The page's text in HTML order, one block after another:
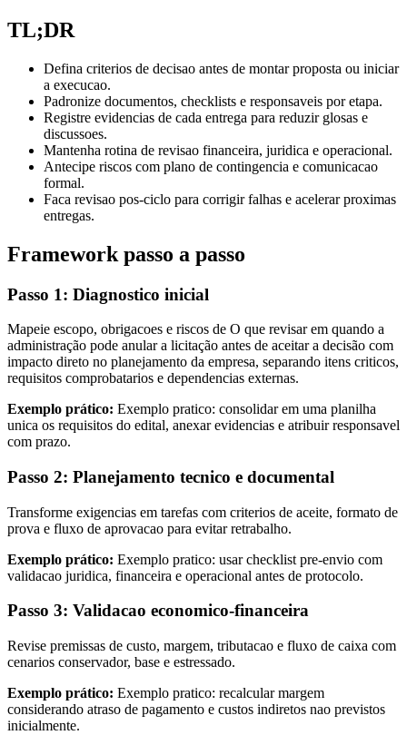
TL;DR
Defina criterios de decisao antes de montar proposta ou iniciar
a execucao.
Padronize documentos, checklists e responsaveis por etapa.
Registre evidencias de cada entrega para reduzir glosas e
discussoes.
Mantenha rotina de revisao financeira, juridica e operacional.
Antecipe riscos com plano de contingencia e comunicacao
formal.
Faca revisao pos-ciclo para corrigir falhas e acelerar proximas
entregas.
Framework passo a passo
Passo 1: Diagnostico inicial
Mapeie escopo, obrigacoes e riscos de O que revisar em quando a
administração pode anular a licitação antes de aceitar a decisão com
impacto direto no planejamento da empresa, separando itens criticos,
requisitos comprobatarios e dependencias externas.
Exemplo prático: Exemplo pratico: consolidar em uma planilha
unica os requisitos do edital, anexar evidencias e atribuir responsavel
com prazo.
Passo 2: Planejamento tecnico e documental
Transforme exigencias em tarefas com criterios de aceite, formato de
prova e fluxo de aprovacao para evitar retrabalho.
Exemplo prático: Exemplo pratico: usar checklist pre-envio com
validacao juridica, financeira e operacional antes de protocolo.
Passo 3: Validacao economico-financeira
Revise premissas de custo, margem, tributacao e fluxo de caixa com
cenarios conservador, base e estressado.
Exemplo prático: Exemplo pratico: recalcular margem
considerando atraso de pagamento e custos indiretos nao previstos
inicialmente.